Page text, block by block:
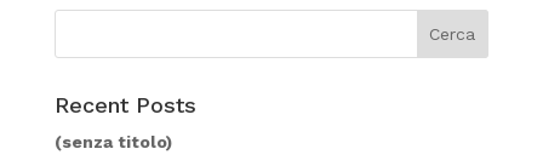
Recent Posts
(senza titolo)